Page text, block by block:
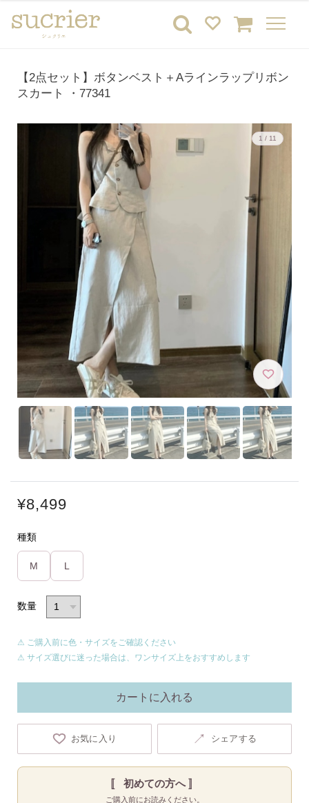
【2点セット】ボタンベスト＋Aラインラップリボン
スカート ・77341
1 / 11
¥8,499
種類
M
数量
⚠ ご購入前に色・サイズをご確認ください
⚠ サイズ選びに迷った場合は、ワンサイズ上をおすすめします
カートに入れる
お気に入り ↗ シェアする
〚 初めての方へ 〛
ご購入前にお読みください。